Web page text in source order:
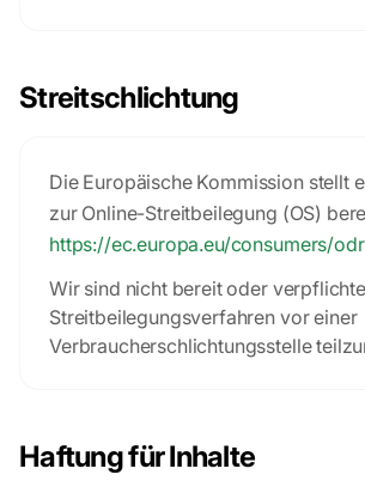
Streitschlichtung
Die Europäische Kommission stellt
zur Online-Streitbeilegung (OS)
https://ec.europa.eu/consumers/odr
Wir sind nicht bereit oder
Streitbeilegungsverfahren vor einer
Verbraucherschlichtungsstelle
Haftung für Inhalte